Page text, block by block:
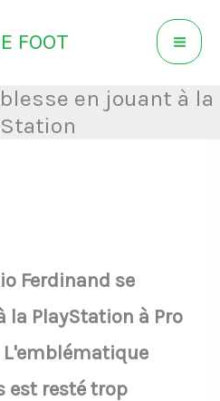
FOOT
en jouant à la
Ferdinand se
la PlayStation à Pro
L'emblématique
est resté trop